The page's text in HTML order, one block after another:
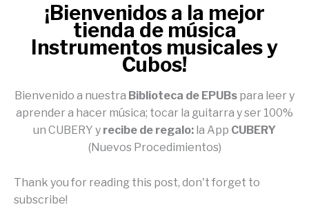
¡Bienvenidos a la mejor
tienda de música
Instrumentos musicales y
Cubos!
Bienvenido a nuestra Biblioteca de EPUBs para leer y
aprender a hacer música; tocar la guitarra y ser 100%
un CUBERY y recibe de regalo: la App CUBERY
(Nuevos Procedimientos)
Thank you for reading this post, don't forget to
subscribe!